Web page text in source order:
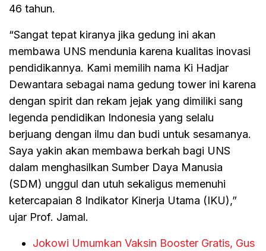
46 tahun.
“Sangat tepat kiranya jika gedung ini akan
membawa UNS mendunia karena kualitas inovasi
pendidikannya. Kami memilih nama Ki Hadjar
Dewantara sebagai nama gedung tower ini karena
dengan spirit dan rekam jejak yang dimiliki sang
legenda pendidikan Indonesia yang selalu
berjuang dengan ilmu dan budi untuk sesamanya.
Saya yakin akan membawa berkah bagi UNS
dalam menghasilkan Sumber Daya Manusia
(SDM) unggul dan utuh sekaligus memenuhi
ketercapaian 8 Indikator Kinerja Utama (IKU),”
ujar Prof. Jamal.
Jokowi Umumkan Vaksin Booster Gratis, Gus